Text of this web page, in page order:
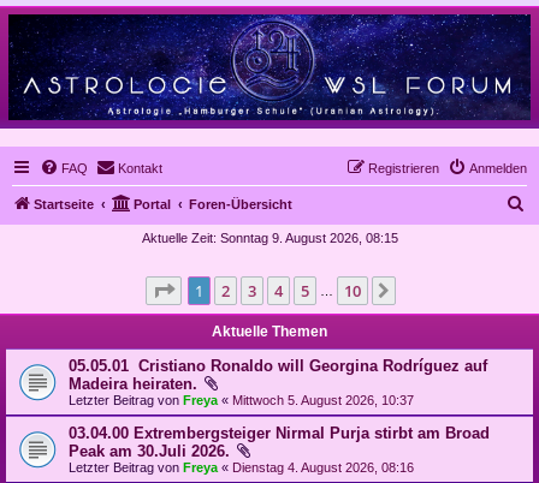
FAQ Kontakt Anmelden
Registrieren
Startseite Portal Foren-Übersicht
e
Aktuelle Zeit: Sonntag 9. August 2026, 08:15
Seite 1von 10
1 2 3 4 5 10
Aktuelle Themen
05.05.01 Cristiano Ronaldo will Georgina Rodríguez auf
Madeira heiraten.
Letzter Beitrag von Freya « Mittwoch 5. August 2026, 10:37
03.04.00 Extrembergsteiger Nirmal Purja stirbt am Broad
Peak am 30.Juli 2026.
Letzter Beitrag von Freya « Dienstag 4. August 2026, 08:16